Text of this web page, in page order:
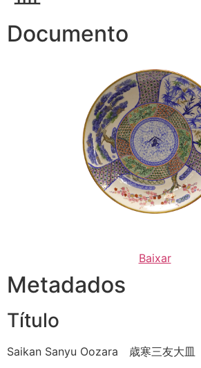
Documento
Baixar
Metadados
Título
Saikan Sanyu Oozara 歳寒三友大皿